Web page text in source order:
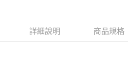
詳細說明 商品規格